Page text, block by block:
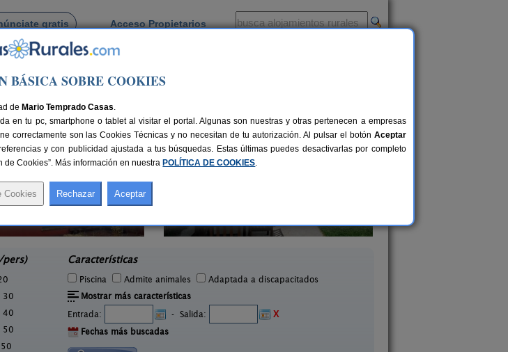
gratis Acceso Propietarios
El Sauco
Quintana de Los Prados
pers)
30
40
50
Características
Piscina Admite animales
Adaptada a discapacitados
Mostrar más características
Entrada:
- Salida:
X
Fechas más buscadas
BÁSICA SOBRE COOKIES
de Mario Temprado Casas.
en tu pc, smartphone o tablet al visitar el portal. Algunas son nuestras y otras pertenecen a empresas
correctamente son las Cookies Técnicas y no necesitan de tu autorización. Al pulsar el botón Aceptar
y con publicidad ajustada a tus búsquedas. Estas últimas puedes desactivarlas por completo
Cookies”. Más información en nuestra POLÍTICA DE COOKIES.